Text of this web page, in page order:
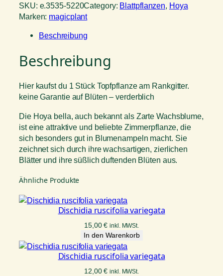
SKU: e.3535-5220Category: Blattpflanzen, Hoya
Marken: magicplant
Beschreibung
Beschreibung
Hier kaufst du 1 Stück Topfpflanze am Rankgitter.
keine Garantie auf Blüten – verderblich
Die Hoya bella, auch bekannt als Zarte Wachsblume,
ist eine attraktive und beliebte Zimmerpflanze, die
sich besonders gut in Blumenampeln macht. Sie
zeichnet sich durch ihre wachsartigen, zierlichen
Blätter und ihre süßlich duftenden Blüten aus.
Ähnliche Produkte
Dischidia ruscifolia variegata
15,00€ inkl. MWSt.
In den Warenkorb
Dischidia ruscifolia variegata
12,00€ inkl. MWSt.